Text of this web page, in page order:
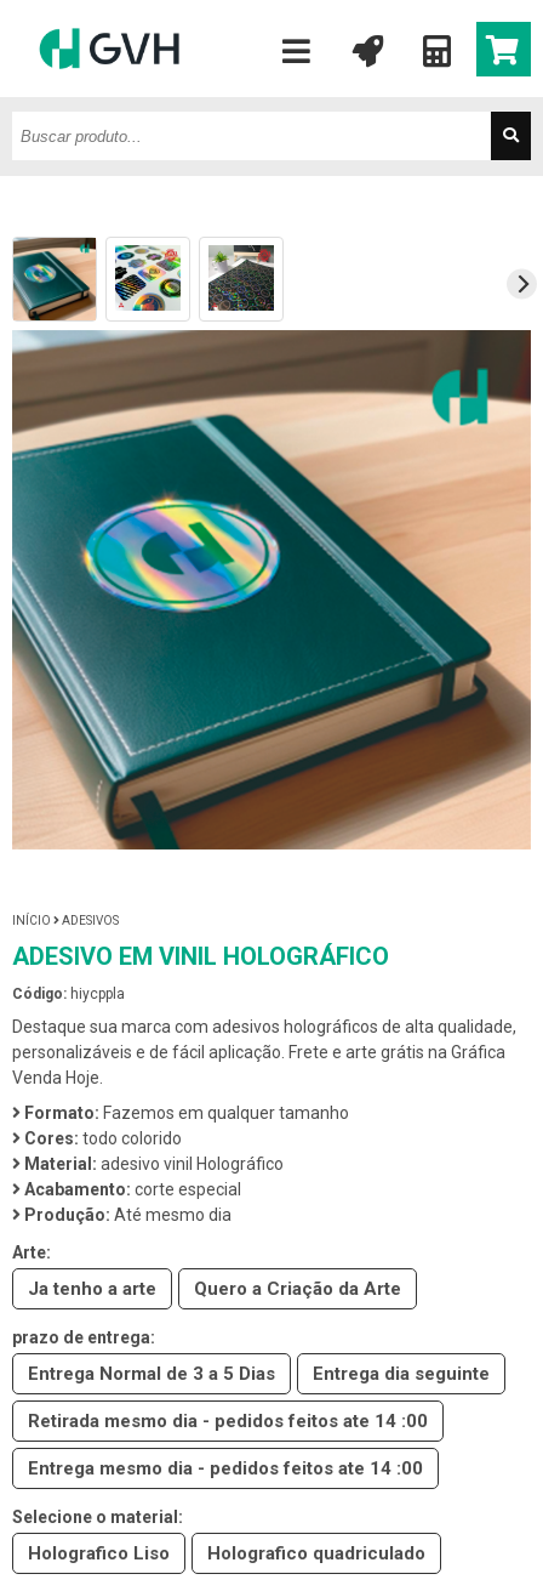
INÍCIO ADESIVOS
ADESIVO EM VINIL HOLOGRÁFICO
Código: hiycppla
Destaque sua marca com adesivos holográficos de alta qualidade,
personalizáveis e de fácil aplicação. Frete e arte grátis na Gráfica
Venda Hoje.
Formato: Fazemos em qualquer tamanho
Cores: todo colorido
Material: adesivo vinil Holográfico
Acabamento: corte especial
Produção: Até mesmo dia
Arte:
Ja tenho a arte Quero a Criação da Arte
prazo de entrega:
Entrega Normal de 3 a 5 Dias Entrega dia seguinte
Retirada mesmo dia - pedidos feitos ate 14 :00
Entrega mesmo dia - pedidos feitos ate 14 :00
Selecione o material:
Holografico Liso Holografico quadriculado